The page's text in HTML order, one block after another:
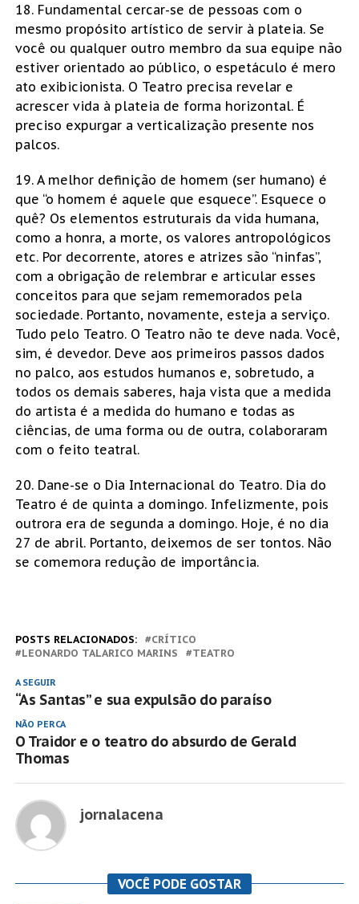
18. Fundamental cercar-se de pessoas com o
mesmo propósito artístico de servir à plateia. Se
você ou qualquer outro membro da sua equipe não
estiver orientado ao público, o espetáculo é mero
ato exibicionista. O Teatro precisa revelar e
acrescer vida à plateia de forma horizontal. É
preciso expurgar a verticalização presente nos
palcos.
19. A melhor definição de homem (ser humano) é
que “o homem é aquele que esquece”. Esquece o
quê? Os elementos estruturais da vida humana,
como a honra, a morte, os valores antropológicos
etc. Por decorrente, atores e atrizes são “ninfas”,
com a obrigação de relembrar e articular esses
conceitos para que sejam rememorados pela
sociedade. Portanto, novamente, esteja a serviço.
Tudo pelo Teatro. O Teatro não te deve nada. Você,
sim, é devedor. Deve aos primeiros passos dados
no palco, aos estudos humanos e, sobretudo, a
todos os demais saberes, haja vista que a medida
do artista é a medida do humano e todas as
ciências, de uma forma ou de outra, colaboraram
com o feito teatral.
20. Dane-se o Dia Internacional do Teatro. Dia do
Teatro é de quinta a domingo. Infelizmente, pois
outrora era de segunda a domingo. Hoje, é no dia
27 de abril. Portanto, deixemos de ser tontos. Não
se comemora redução de importância.
POSTS RELACIONADOS:
CRÍTICO
LEONARDO TALARICO MARINS
TEATRO
A SEGUIR
“As Santas” e sua expulsão do paraíso
NÃO PERCA
O Traidor e o teatro do absurdo de Gerald
Thomas
jornalacena
VOCÊ PODE GOSTAR